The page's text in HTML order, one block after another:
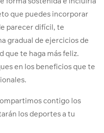
que puedes incorporar
parecer difícil, te
gradual de ejercicios de
que te haga más feliz.
en los beneficios que te
contigo los
los deportes a tu